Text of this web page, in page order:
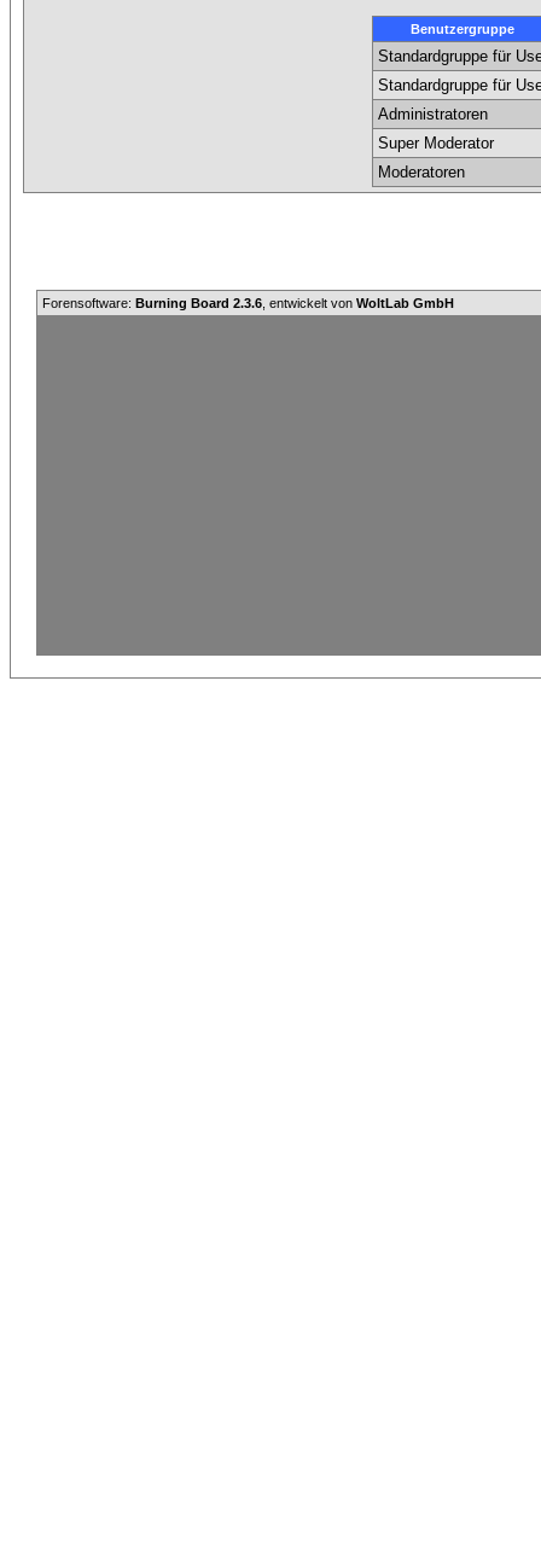
Benutzergruppe
Standardgruppe für
Standardgruppe für
Administratoren
Super Moderator
Moderatoren
Forensoftware: Burning Board 2.3.6 , entwickelt von WoltLab GmbH